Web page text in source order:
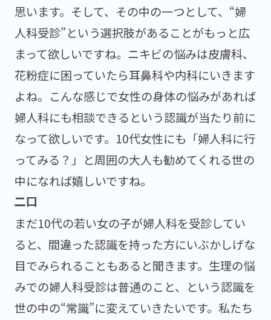
思います。そして、その中の一つとして、“婦
人科受診”という選択肢があることがもっと広
まって欲しいですね。ニキビの悩みは皮膚科、
花粉症に困っていたら耳鼻科や内科にいきます
よね。こんな感じで女性の身体の悩みがあれば
婦人科にも相談できるという認識が当たり前に
なって欲しいです。10代女性にも「婦人科に行
ってみる？」と周囲の大人も勧めてくれる世の
中になれば嬉しいですね。
まだ10代の若い女の子が婦人科を受診してい
ると、間違った認識を持った方にいぶかしげな
目でみられることもあると聞きます。生理の悩
みでの婦人科受診は普通のこと、という認識を
世の中の“常識”に変えていきたいです。私たち